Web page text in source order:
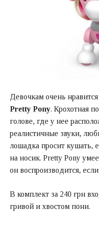
Девочкам очень нравится
Pretty Pony. Крохотная
голове, где у нее
реалистичные звуки,
лошадка просит кушать,
на носик. Pretty Pony
он воспроизводится,
В комплект за 240 грн
гривой и хвостом пони.